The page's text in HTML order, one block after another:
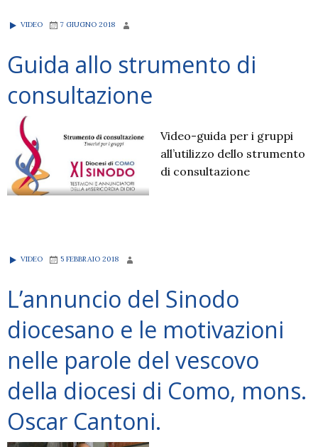
VIDEO 7 GIUGNO 2018
Guida allo strumento di
consultazione
Video-guida per i gruppi
all’utilizzo dello strumento
di consultazione
VIDEO 5 FEBBRAIO 2018
L’annuncio del Sinodo
diocesano e le motivazioni
nelle parole del vescovo
della diocesi di Como, mons.
Oscar Cantoni.